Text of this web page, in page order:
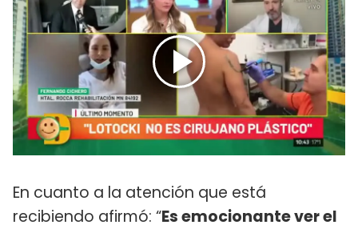
En cuanto a la atención que está
recibiendo afirmó: “Es emocionante ver el